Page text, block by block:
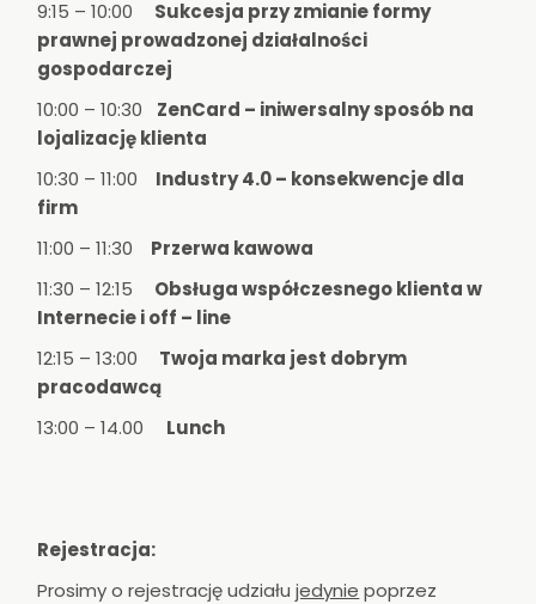
9:15 – 10:00 Sukcesja przy zmianie formy
prawnej prowadzonej działalności
gospodarczej
10:00 – 10:30 ZenCard – iniwersalny sposób na
lojalizację klienta
10:30 – 11:00 Industry 4.0 – konsekwencje dla
firm
11:00 – 11:30 Przerwa kawowa
11:30 – 12:15 Obsługa współczesnego klienta w
Internecie i off – line
12:15 – 13:00 Twoja marka jest dobrym
pracodawcą
13:00 – 14.00
Lunch
Rejestracja:
Prosimy o rejestrację udziałujedynie poprzez